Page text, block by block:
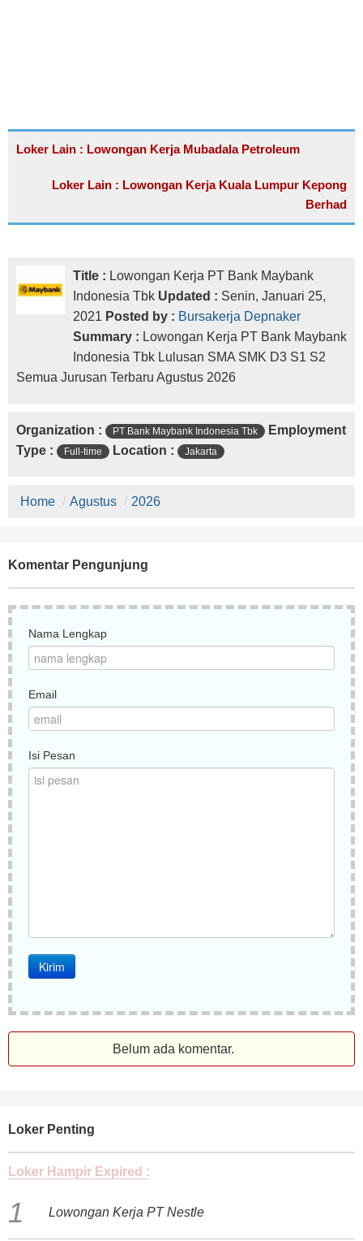
Loker Lain : Lowongan Kerja Mubadala Petroleum
Loker Lain : Lowongan Kerja Kuala Lumpur Kepong
Berhad
Title : Lowongan Kerja PT Bank Maybank
Indonesia Tbk Updated : Senin, Januari 25,
2021 Posted by : Bursakerja Depnaker
Summary : Lowongan Kerja PT Bank Maybank
Indonesia Tbk Lulusan SMA SMK D3 S1 S2
Semua Jurusan Terbaru Agustus 2026
Organization : PT Bank Maybank Indonesia Tbk
Employment
Type :
Full-time Location : Jakarta
Home / Agustus / 2026
Komentar Pengunjung
Nama Lengkap
Email
Isi Pesan
Belum ada komentar.
Loker Penting
Loker Hampir Expired :
Lowongan Kerja PT Nestle